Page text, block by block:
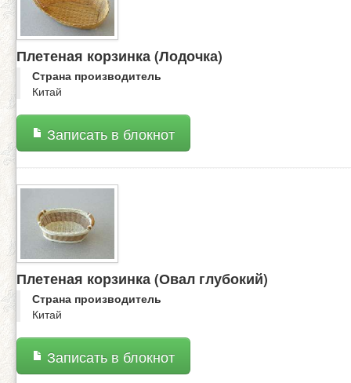
Плетеная корзинка (Лодочка)
Страна производитель
Китай
Записать в блокнот
Плетеная корзинка (Овал глубокий)
Страна производитель
Китай
Записать в блокнот